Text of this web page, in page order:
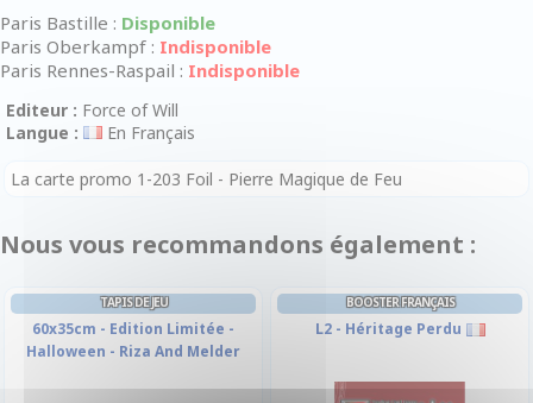
Paris Bastille : Disponible
Paris Oberkampf : Indisponible
Paris Rennes-Raspail : Indisponible
Editeur : Force of Will
Langue :
En Français
La carte promo 1-203 Foil - Pierre Magique de Feu
Nous vous recommandons également :
TAPIS DE JEU
60x35cm - Edition Limitée -
Halloween - Riza And Melder
BOOSTER FRANÇAIS
L2 - Héritage Perdu